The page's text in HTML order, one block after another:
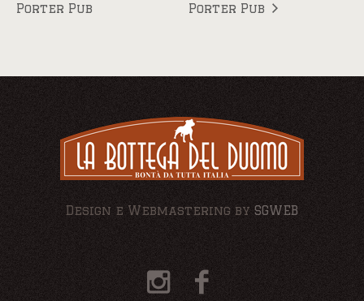
Porter Pub
Porter Pub
Design e Webmastering by SGWEB